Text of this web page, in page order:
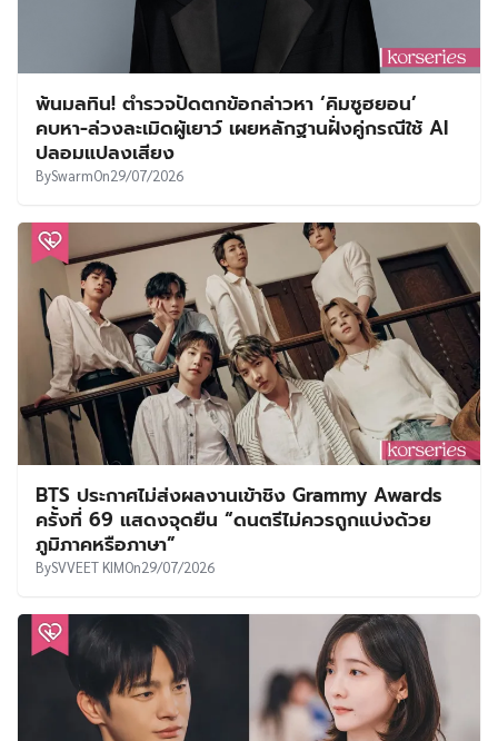
พ้นมลทิน! ตำรวจปัดตกข้อกล่าวหา ‘คิมซูฮยอน’
คบหา-ล่วงละเมิดผู้เยาว์ เผยหลักฐานฝั่งคู่กรณีใช้ AI
ปลอมแปลงเสียง
BySwarmOn29/07/2026
BTS ประกาศไม่ส่งผลงานเข้าชิง Grammy Awards
ครั้งที่ 69 แสดงจุดยืน “ดนตรีไม่ควรถูกแบ่งด้วย
ภูมิภาคหรือภาษา”
BySVVEET KIMOn29/07/2026